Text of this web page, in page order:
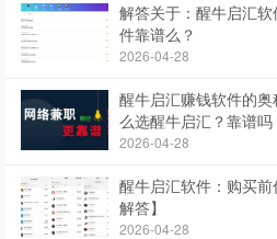
解答关于：醒牛启汇
件靠谱么？
2026-04-28
醒牛启汇赚钱软件的
么选醒牛启汇？靠谱吗
2026-04-28
醒牛启汇软件：购买
解答】
2026-04-28